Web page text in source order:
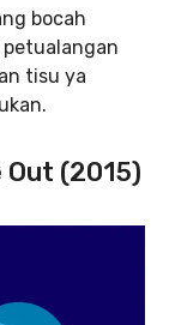
bocah
petualangan
tisu ya
(2015)